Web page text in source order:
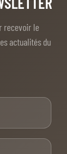
recevoir le
actualités du